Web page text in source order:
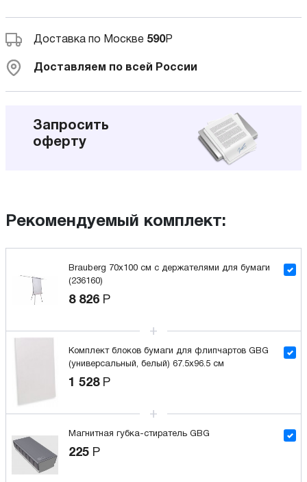
Доставка по Москве 590Р
Доставляем по всей России
Запросить
оферту
Рекомендуемый комплект:
Brauberg 70x100 см с держателями для бумаги
(236160)
8 826 Р
Комплект блоков бумаги для флипчартов GBG
(универсальный, белый) 67.5x96.5 см
1 528 Р
Магнитная губка-стиратель GBG
225 Р